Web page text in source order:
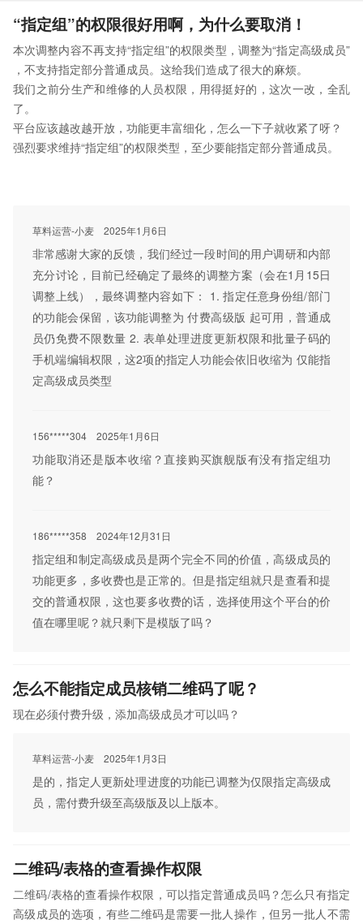
“指定组”的权限很好用啊，为什么要取消！
本次调整内容不再支持“指定组”的权限类型，调整为“指定高级成员”
，不支持指定部分普通成员。这给我们造成了很大的麻烦。
我们之前分生产和维修的人员权限，用得挺好的，这次一改，全乱
了。
平台应该越改越开放，功能更丰富细化，怎么一下子就收紧了呀？
强烈要求维持“指定组”的权限类型，至少要能指定部分普通成员。
草料运营-小麦 2025年1月6日
非常感谢大家的反馈，我们经过一段时间的用户调研和内部
充分讨论，目前已经确定了最终的调整方案（会在1月15日
调整上线），最终调整内容如下： 1. 指定任意身份组/部门
的功能会保留，该功能调整为 付费高级版 起可用，普通成
员仍免费不限数量 2. 表单处理进度更新权限和批量子码的
手机端编辑权限，这2项的指定人功能会依旧收缩为 仅能指
定高级成员类型
156*****304 2025年1月6日
功能取消还是版本收缩？直接购买旗舰版有没有指定组功
能？
186*****358 2024年12月31日
指定组和制定高级成员是两个完全不同的价值，高级成员的
功能更多，多收费也是正常的。但是指定组就只是查看和提
交的普通权限，这也要多收费的话，选择使用这个平台的价
值在哪里呢？就只剩下是模版了吗？
怎么不能指定成员核销二维码了呢？
现在必须付费升级，添加高级成员才可以吗？
草料运营-小麦 2025年1月3日
是的，指定人更新处理进度的功能已调整为仅限指定高级成
员，需付费升级至高级版及以上版本。
二维码/表格的查看操作权限
二维码/表格的查看操作权限，可以指定普通成员吗？怎么只有指定
高级成员的选项，有些二维码是需要一批人操作，但另一批人不需